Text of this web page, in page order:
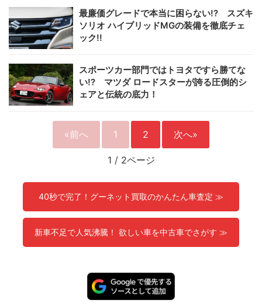
最廉価グレードで本当に困らない!? スズキ
ソリオ ハイブリッドMGの装備を徹底チェ
ック!!
スポーツカー部門ではトヨタですら勝てな
い!? マツダ ロードスターが誇る圧倒的シ
ェアと伝統の底力！
«前へ 1 2 次へ»
1 / 2ページ
40秒で完了！グーネット買取のかんたん車査定 ≫
新車不足で人気沸騰！ 欲しい車を中古車でさがす ≫